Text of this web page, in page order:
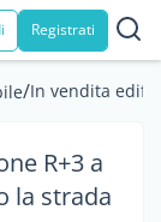
Registrati
/In vendita
R+3 a
la strada